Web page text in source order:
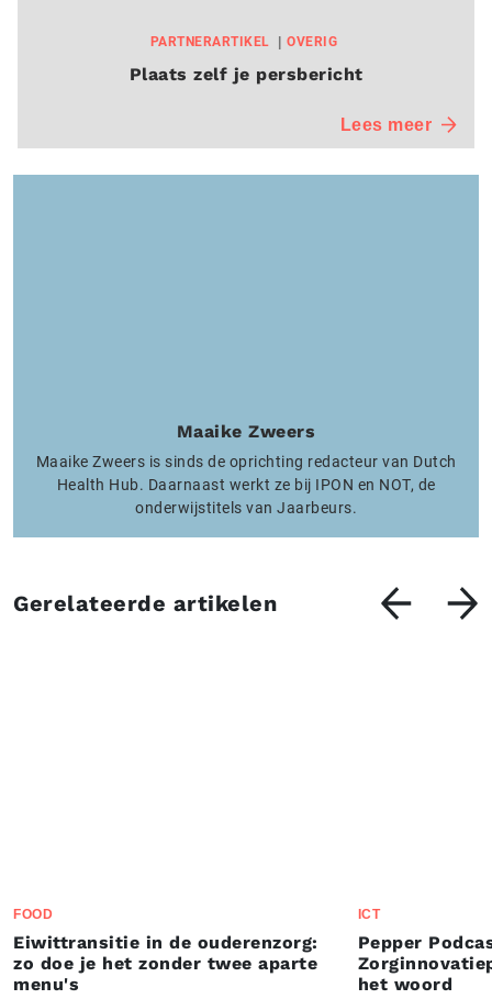
PARTNERARTIKEL OVERIG
Plaats zelf je persbericht
Lees meer
Maaike Zweers
Maaike Zweers is sinds de oprichting redacteur van Dutch
Health Hub. Daarnaast werkt ze bij IPON en NOT, de
onderwijstitels van Jaarbeurs.
Gerelateerde artikelen
FOOD
Eiwittransitie in de ouderenzorg:
zo doe je het zonder twee aparte
menu's
ICT
Pepper
het woord